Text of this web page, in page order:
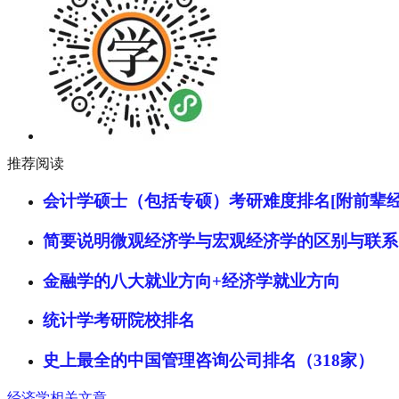
推荐阅读
会计学硕士（包括专硕）考研难度排名[附前辈
简要说明微观经济学与宏观经济学的区别与联系
金融学的八大就业方向+经济学就业方向
统计学考研院校排名
史上最全的中国管理咨询公司排名（318家）